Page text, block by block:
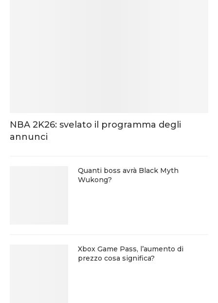
NBA 2K26: svelato il programma degli
annunci
Quanti boss avrà Black Myth
Wukong?
Xbox Game Pass, l’aumento di
prezzo cosa significa?